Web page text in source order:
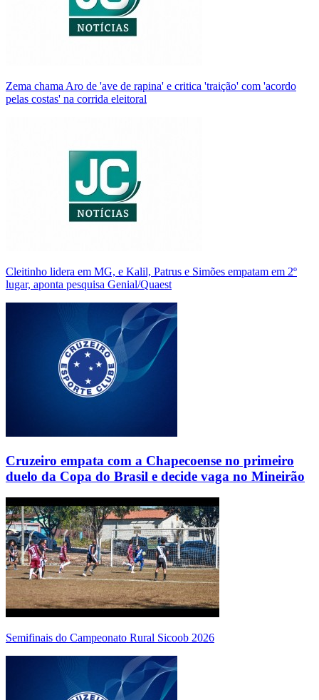
Zema chama Aro de 'ave de rapina' e critica 'traição' com 'acordo
pelas costas' na corrida eleitoral
Cleitinho lidera em MG, e Kalil, Patrus e Simões empatam em 2º
lugar, aponta pesquisa Genial/Quaest
Cruzeiro empata com a Chapecoense no primeiro
duelo da Copa do Brasil e decide vaga no Mineirão
Semifinais do Campeonato Rural Sicoob 2026